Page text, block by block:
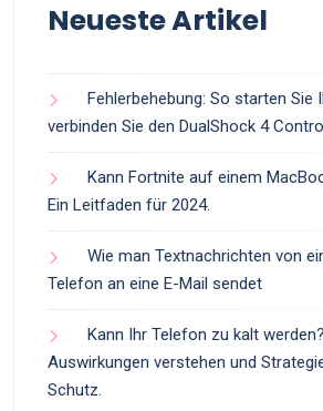
Neueste Artikel
Fehlerbehebung: So starten Sie
verbinden Sie den DualShock 4
Kann Fortnite auf einem
Ein Leitfaden für 2024.
Wie man Textnachrichten von
Telefon an eine E-Mail sendet
Kann Ihr Telefon zu kalt
Auswirkungen verstehen und
Schutz.